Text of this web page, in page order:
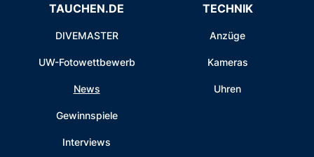
TAUCHEN.DE
DIVEMASTER
UW-Fotowettbewerb
News
Gewinnspiele
Interviews
TECHNIK
Anzüge
Kameras
Uhren